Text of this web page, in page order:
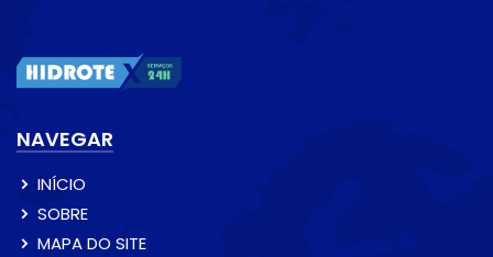
NAVEGAR
INÍCIO
SOBRE
MAPA DO SITE